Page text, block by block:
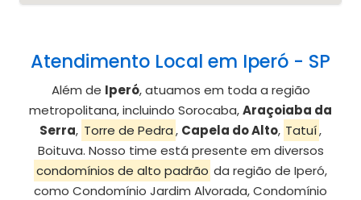
Atendimento Local em Iperó - SP
Além de Iperó, atuamos em toda a região
metropolitana, incluindo Sorocaba,Araçoiaba da
Serra, Torre de Pedra, Capela do Alto, Tatuí,
Boituva. Nosso time está presente em diversos
condomínios de alto padrão da região de Iperó,
como Condomínio Jardim Alvorada, Condomínio